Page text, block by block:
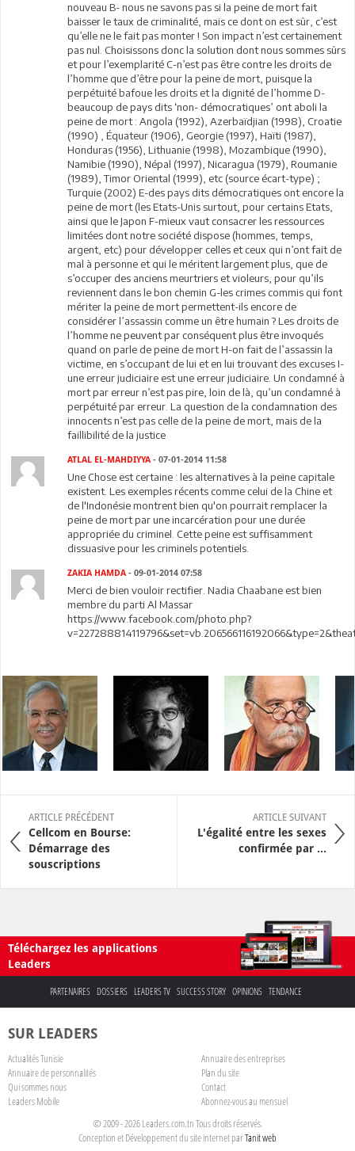
nouveau B- nous ne savons pas si la peine de mort fait
baisser le taux de criminalité, mais ce dont on est sûr, c’est
qu’elle ne le fait pas monter ! Son impact n’est certainement
pas nul. Choisissons donc la solution dont nous sommes sûrs
et pour l’exemplarité C-n’est pas être contre les droits de
l’homme que d’être pour la peine de mort, puisque la
perpétuité bafoue les droits et la dignité de l’homme D-
beaucoup de pays dits ‘non- démocratiques’ ont aboli la
peine de mort : Angola (1992), Azerbaïdjian (1998), Croatie
(1990) , Équateur (1906), Georgie (1997), Haïti (1987),
Honduras (1956), Lithuanie (1998), Mozambique (1990),
Namibie (1990), Népal (1997), Nicaragua (1979), Roumanie
(1989), Timor Oriental (1999), etc (source écart-type) ;
Turquie (2002) E-des pays dits démocratiques ont encore la
peine de mort (les Etats-Unis surtout, pour certains Etats,
ainsi que le Japon F-mieux vaut consacrer les ressources
limitées dont notre société dispose (hommes, temps,
argent, etc) pour développer celles et ceux qui n’ont fait de
mal à personne et qui le méritent largement plus, que de
s’occuper des anciens meurtriers et violeurs, pour qu’ils
reviennent dans le bon chemin G-les crimes commis qui font
mériter la peine de mort permettent-ils encore de
considérer l’assassin comme un être humain ? Les droits de
l’homme ne peuvent par conséquent plus être invoqués
quand on parle de peine de mort H-on fait de l’assassin la
victime, en s’occupant de lui et en lui trouvant des excuses I-
une erreur judiciaire est une erreur judiciaire. Un condamné à
mort par erreur n’est pas pire, loin de là, qu’un condamné à
perpétuité par erreur. La question de la condamnation des
innocents n’est pas celle de la peine de mort, mais de la
faillibilité de la justice
ATLAL EL-MAHDIYYA - 07-01-2014 11:58
Une Chose est certaine : les alternatives à la peine capitale
existent. Les exemples récents comme celui de la Chine et
de l'Indonésie montrent bien qu'on pourrait remplacer la
peine de mort par une incarcération pour une durée
appropriée du criminel. Cette peine est suffisamment
dissuasive pour les criminels potentiels.
ZAKIA HAMDA - 09-01-2014 07:58
Merci de bien vouloir rectifier. Nadia Chaabane est bien
membre du parti Al Massar
https://www.facebook.com/photo.php?
ARTICLE PRÉCÉDENT
Cellcom en Bourse:
Démarrage des
souscriptions
ARTICLE SUIVANT
L'égalité entre les sexes
confirmée par ...
Téléchargez les applications
Leaders
PARTENAIRES DOSSIERS LEADERS TV SUCCESS STORY OPINIONS TENDANCE
SUR LEADERS
Actualités Tunisie
Annuaire des entreprises
Annuaire de personnalités
Plan du site
Qui sommes nous
Contact
Leaders Mobile
Abonnez-vous au mensuel
© 2009 - 2026 Leaders.com.tn Tous droits réservés.
Conception et Développement du site internet parTanit web